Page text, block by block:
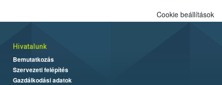
Cookie beállítások
Hivatalunk
Bemutatkozás
Szervezeti felépítés
Gazdálkodási adatok